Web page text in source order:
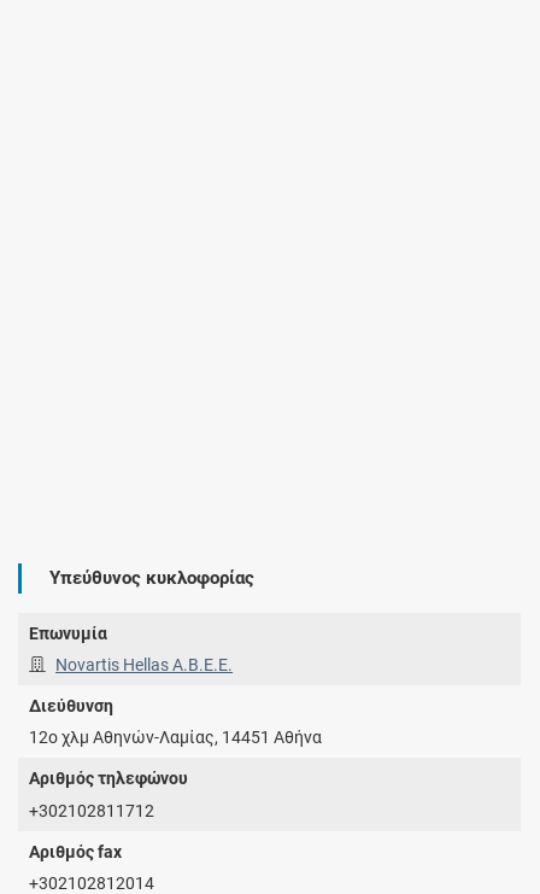
Υπεύθυνος κυκλοφορίας
Επωνυμία
Novartis Hellas A.Β.Ε.Ε.
Διεύθυνση
12ο χλμ Αθηνών-Λαμίας, 14451 Αθήνα
Αριθμός τηλεφώνου
+302102811712
Αριθμός fax
+302102812014